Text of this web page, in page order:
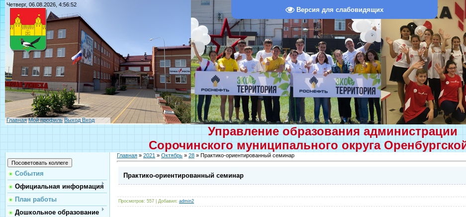
Версия для слабовидящих
Четверг, 06.08.2026, 4:56:52
Главная Мой профиль Выход Вход
Управление образования администрации
Сорочинского муниципального округа
События
Официальная информация
План работы
Дошкольное образование
Главная » 2021 » Октябрь » 28 » Практико-ориентированный семинар
Практико-ориентированный семинар
Просмотров: 557 | Добавил: admin2